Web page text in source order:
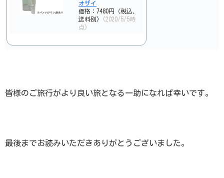
オザイ
価格：7480円（税込、
送料別)
(2020/5/5時
点)
皆様のご旅行がより良い旅となる一助になれば幸いです。
最後までお読みいただきありがとうございました。